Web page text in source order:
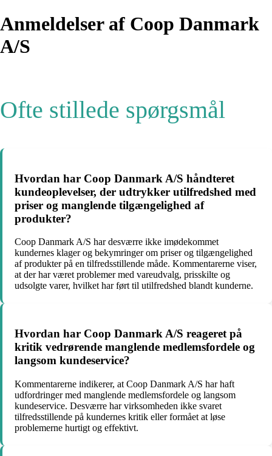
Anmeldelser af Coop Danmark
A/S
Ofte stillede spørgsmål
Hvordan har Coop Danmark A/S håndteret
kundeoplevelser, der udtrykker utilfredshed med
priser og manglende tilgængelighed af
produkter?
Coop Danmark A/S har desværre ikke imødekommet
kundernes klager og bekymringer om priser og tilgængelighed
af produkter på en tilfredsstillende måde. Kommentarerne viser,
at der har været problemer med vareudvalg, prisskilte og
udsolgte varer, hvilket har ført til utilfredshed blandt kunderne.
Hvordan har Coop Danmark A/S reageret på
kritik vedrørende manglende medlemsfordele og
langsom kundeservice?
Kommentarerne indikerer, at Coop Danmark A/S har haft
udfordringer med manglende medlemsfordele og langsom
kundeservice. Desværre har virksomheden ikke svaret
tilfredsstillende på kundernes kritik eller formået at løse
problemerne hurtigt og effektivt.